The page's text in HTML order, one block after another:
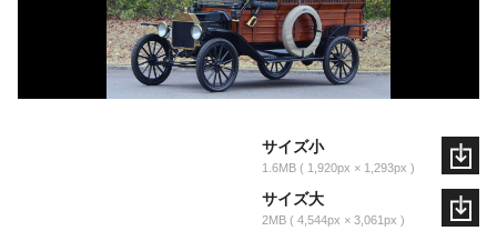
サイズ小
1.6MB 1,920px × 1,293px
サイズ大
2MB 4,544px × 3,061px